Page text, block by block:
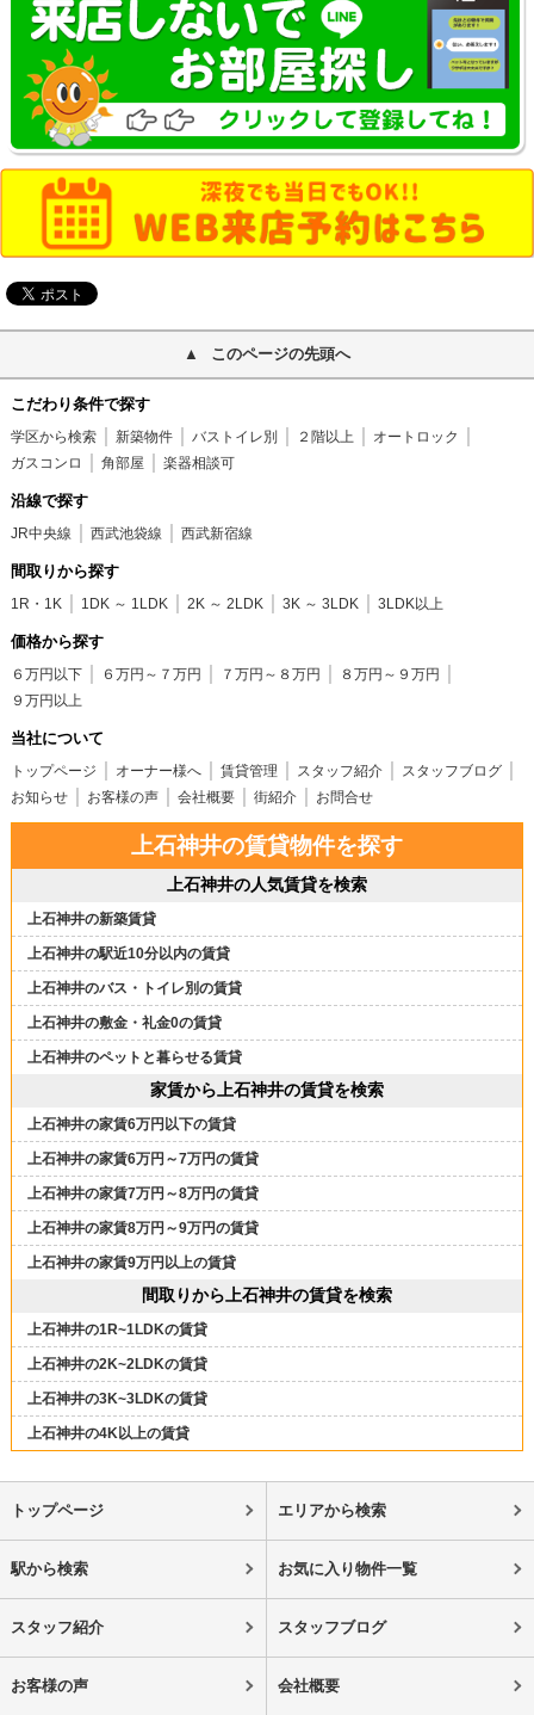
このページの先頭へ
こだわり条件で探す
学区から検索 新築物件 バストイレ別 ２階以上
オートロック
ガスコンロ
角部屋 楽器相談可
沿線で探す
JR中央線 西武池袋線 西武新宿線
間取りから探す
1R・1K 1DK ～ 1LDK 2K ～ 2LDK 3K ～ 3LDK 3LDK以上
価格から探す
６万円以下 ６万円～７万円 ７万円～８万円
８万円～９万円
９万円以上
当社について
トップページ オーナー様へ 賃貸管理 スタッフ紹介
スタッフブログ
お知らせ
お客様の声 会社概要 街紹介 お問合せ
上石神井の賃貸物件を探す
上石神井の人気賃貸を検索
上石神井の新築賃貸
上石神井の駅近10分以内の賃貸
上石神井のバス・トイレ別の賃貸
上石神井の敷金・礼金0の賃貸
上石神井のペットと暮らせる賃貸
家賃から上石神井の賃貸を検索
上石神井の家賃6万円以下の賃貸
上石神井の家賃6万円～7万円の賃貸
上石神井の家賃7万円～8万円の賃貸
上石神井の家賃8万円～9万円の賃貸
上石神井の家賃9万円以上の賃貸
間取りから上石神井の賃貸を検索
上石神井の1R~1LDKの賃貸
上石神井の2K~2LDKの賃貸
上石神井の3K~3LDKの賃貸
上石神井の4K以上の賃貸
トップページ エリアから検索
駅から検索 お気に入り物件一覧
スタッフ紹介 スタッフブログ
お客様の声 会社概要